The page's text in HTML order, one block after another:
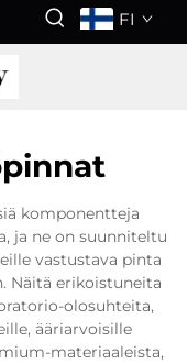
FI
komponentteja
ja ne on suunniteltu
vastustava pinta
Näitä erikoistuneita
olosuhteita,
ääriarvoisille
materiaaleista,